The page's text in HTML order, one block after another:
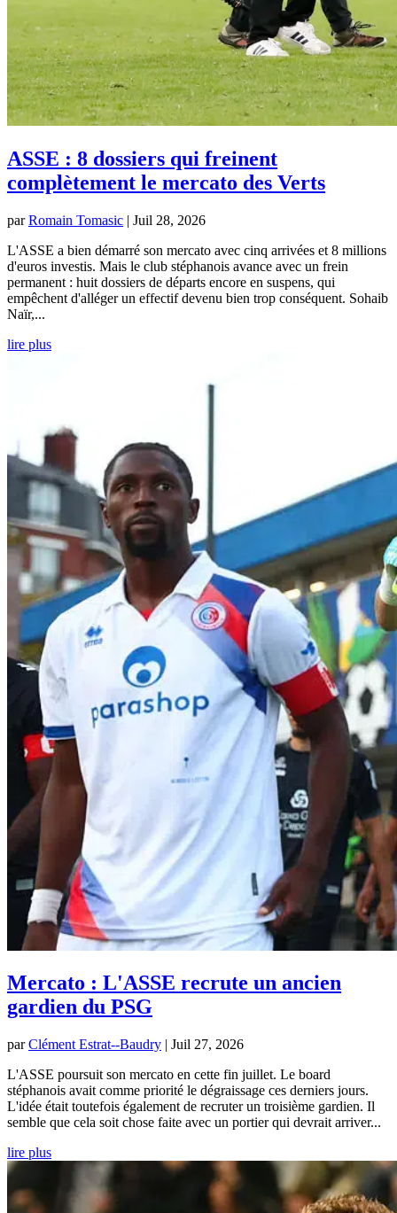
ASSE : 8 dossiers qui freinent
complètement le mercato des Verts
parRomain Tomasic | Juil 28, 2026
L'ASSE a bien démarré son mercato avec cinq arrivées et 8 millions
d'euros investis. Mais le club stéphanois avance avec un frein
permanent : huit dossiers de départs encore en suspens, qui
empêchent d'alléger un effectif devenu bien trop conséquent. Sohaib
Naïr,...
lire plus
Mercato : L'ASSE recrute un ancien
gardien du PSG
parClément Estrat--Baudry | Juil 27, 2026
L'ASSE poursuit son mercato en cette fin juillet. Le board
stéphanois avait comme priorité le dégraissage ces derniers jours.
L'idée était toutefois également de recruter un troisième gardien. Il
semble que cela soit chose faite avec un portier qui devrait arriver...
lire plus